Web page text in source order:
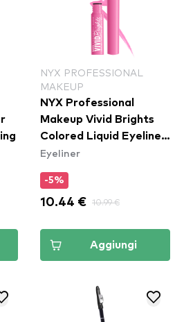
NYX PROFESSIONAL
MAKEUP
NYX Professional
Makeup Vivid Brights
Colored Liquid Eyeliner
- Don't Pink Twice
Eyeliner
-5%
10.44 € 10.99 €
Aggiungi